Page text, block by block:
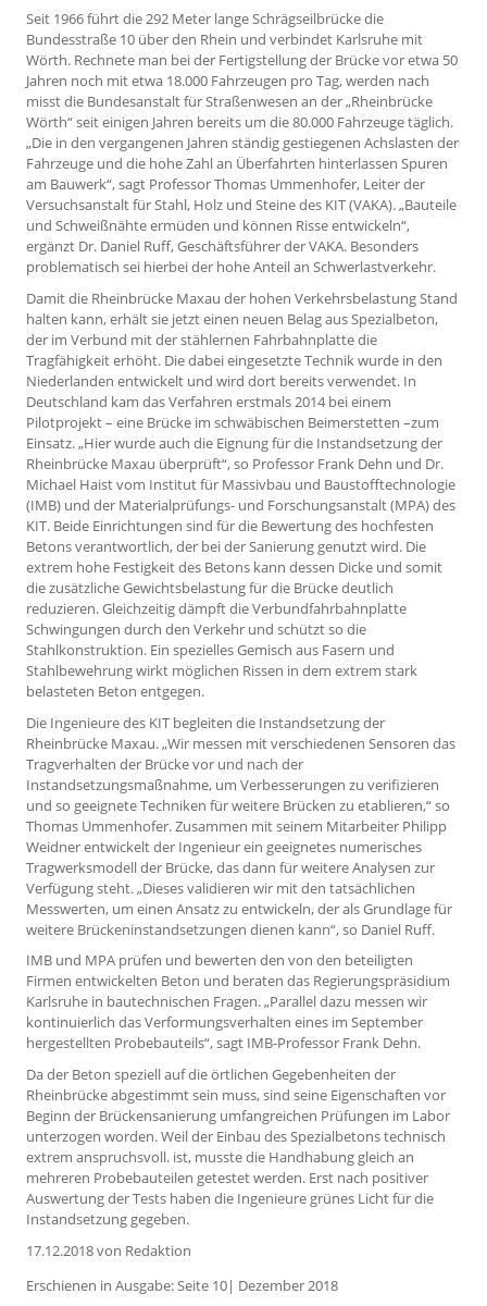
Seit 1966 führt die 292 Meter lange Schrägseilbrücke die
Bundesstraße 10 über den Rhein und verbindet Karlsruhe mit
Wörth. Rechnete man bei der Fertigstellung der Brücke vor etwa 50
Jahren noch mit etwa 18.000 Fahrzeugen pro Tag, werden nach
misst die Bundesanstalt für Straßenwesen an der „Rheinbrücke
Wörth“ seit einigen Jahren bereits um die 80.000 Fahrzeuge täglich.
„Die in den vergangenen Jahren ständig gestiegenen Achslasten der
Fahrzeuge und die hohe Zahl an Überfahrten hinterlassen Spuren
am Bauwerk“, sagt Professor Thomas Ummenhofer, Leiter der
Versuchsanstalt für Stahl, Holz und Steine des KIT (VAKA). „Bauteile
und Schweißnähte ermüden und können Risse entwickeln“,
ergänzt Dr. Daniel Ruff, Geschäftsführer der VAKA. Besonders
problematisch sei hierbei der hohe Anteil an Schwerlastverkehr.
Damit die Rheinbrücke Maxau der hohen Verkehrsbelastung Stand
halten kann, erhält sie jetzt einen neuen Belag aus Spezialbeton,
der im Verbund mit der stählernen Fahrbahnplatte die
Tragfähigkeit erhöht. Die dabei eingesetzte Technik wurde in den
Niederlanden entwickelt und wird dort bereits verwendet. In
Deutschland kam das Verfahren erstmals 2014 bei einem
Pilotprojekt – eine Brücke im schwäbischen Beimerstetten –zum
Einsatz. „Hier wurde auch die Eignung für die Instandsetzung der
Rheinbrücke Maxau überprüft“, so Professor Frank Dehn und Dr.
Michael Haist vom Institut für Massivbau und Baustofftechnologie
(IMB) und der Materialprüfungs- und Forschungsanstalt (MPA) des
KIT. Beide Einrichtungen sind für die Bewertung des hochfesten
Betons verantwortlich, der bei der Sanierung genutzt wird. Die
extrem hohe Festigkeit des Betons kann dessen Dicke und somit
die zusätzliche Gewichtsbelastung für die Brücke deutlich
reduzieren. Gleichzeitig dämpft die Verbundfahrbahnplatte
Schwingungen durch den Verkehr und schützt so die
Stahlkonstruktion. Ein spezielles Gemisch aus Fasern und
Stahlbewehrung wirkt möglichen Rissen in dem extrem stark
belasteten Beton entgegen.
Die Ingenieure des KIT begleiten die Instandsetzung der
Rheinbrücke Maxau. „Wir messen mit verschiedenen Sensoren das
Tragverhalten der Brücke vor und nach der
Instandsetzungsmaßnahme, um Verbesserungen zu verifizieren
und so geeignete Techniken für weitere Brücken zu etablieren,“ so
Thomas Ummenhofer. Zusammen mit seinem Mitarbeiter Philipp
Weidner entwickelt der Ingenieur ein geeignetes numerisches
Tragwerksmodell der Brücke, das dann für weitere Analysen zur
Verfügung steht. „Dieses validieren wir mit den tatsächlichen
Messwerten, um einen Ansatz zu entwickeln, der als Grundlage für
weitere Brückeninstandsetzungen dienen kann“, so Daniel Ruff.
IMB und MPA prüfen und bewerten den von den beteiligten
Firmen entwickelten Beton und beraten das Regierungspräsidium
Karlsruhe in bautechnischen Fragen. „Parallel dazu messen wir
kontinuierlich das Verformungsverhalten eines im September
hergestellten Probebauteils“, sagt IMB-Professor Frank Dehn.
Da der Beton speziell auf die örtlichen Gegebenheiten der
Rheinbrücke abgestimmt sein muss, sind seine Eigenschaften vor
Beginn der Brückensanierung umfangreichen Prüfungen im Labor
unterzogen worden. Weil der Einbau des Spezialbetons technisch
extrem anspruchsvoll. ist, musste die Handhabung gleich an
mehreren Probebauteilen getestet werden. Erst nach positiver
Auswertung der Tests haben die Ingenieure grünes Licht für die
Instandsetzung gegeben.
17.12.2018von Redaktion
Erschienen in Ausgabe: Seite 10| Dezember 2018